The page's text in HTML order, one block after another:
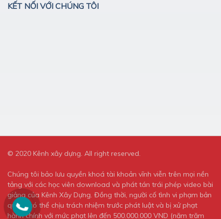
KẾT NỐI VỚI CHÚNG TÔI
© 2020 Kênh xây dựng. All right reserved.
Chúng tôi bảo lưu quyền khoá tài khoản vĩnh viễn trên mọi nền
tảng với các học viên download và phát tán trái phép video bài
giảng của Kênh Xây Dựng. Đồng thời, người cố tình vi phạm bản
quyền có thể chịu trách nhiệm trước phát luật và bị xử phạt
hành chính với mức phạt lên đến 500.000.000 VND (năm trăm